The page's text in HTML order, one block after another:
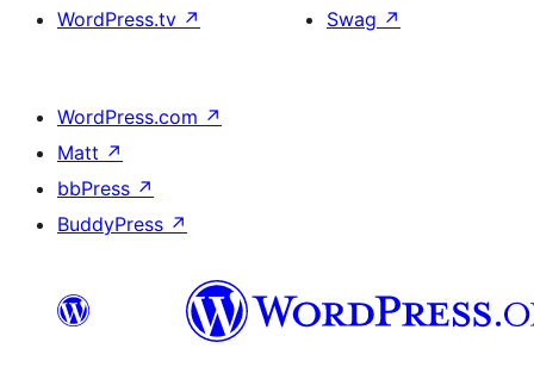
WordPress.tv ↗
Swag ↗
WordPress.com ↗
Matt ↗
bbPress ↗
BuddyPress ↗